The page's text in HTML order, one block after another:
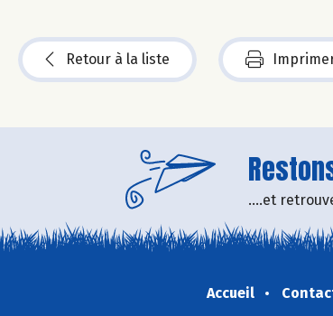
Retour à la liste
....et
Accueil